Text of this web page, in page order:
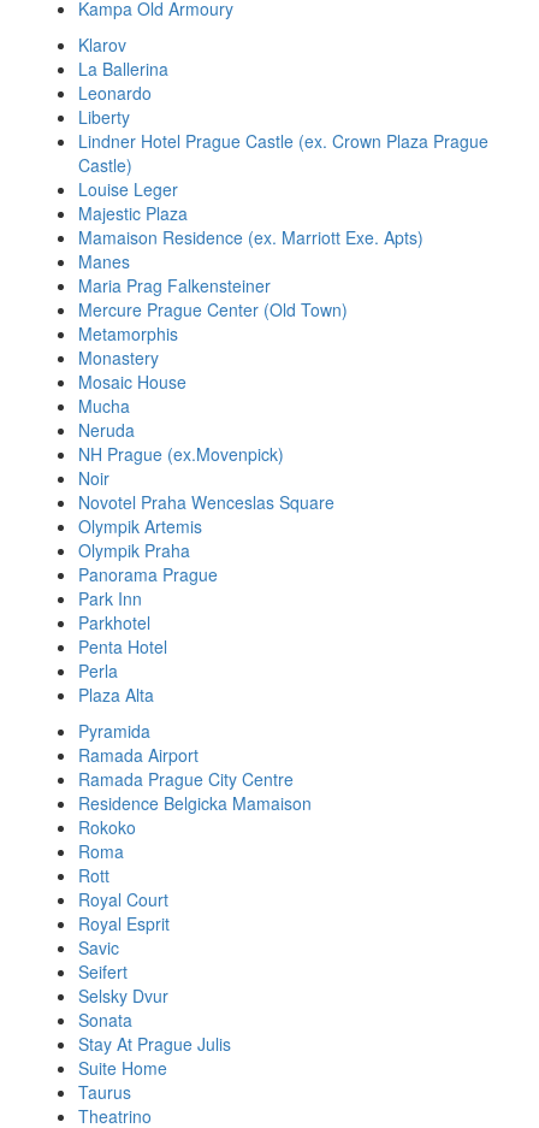
Kampa Old Armoury
Klarov
La Ballerina
Leonardo
Liberty
Lindner Hotel Prague Castle (ex. Crown Plaza Prague
Castle)
Louise Leger
Majestic Plaza
Mamaison Residence (ex. Marriott Exe. Apts)
Manes
Maria Prag Falkensteiner
Mercure Prague Center (Old Town)
Metamorphis
Monastery
Mosaic House
Mucha
Neruda
NH Prague (ex.Movenpick)
Noir
Novotel Praha Wenceslas Square
Olympik Artemis
Olympik Praha
Panorama Prague
Park Inn
Parkhotel
Penta Hotel
Perla
Plaza Alta
Pyramida
Ramada Airport
Ramada Prague City Centre
Residence Belgicka Mamaison
Rokoko
Roma
Rott
Royal Court
Royal Esprit
Savic
Seifert
Selsky Dvur
Sonata
Stay At Prague Julis
Suite Home
Taurus
Theatrino